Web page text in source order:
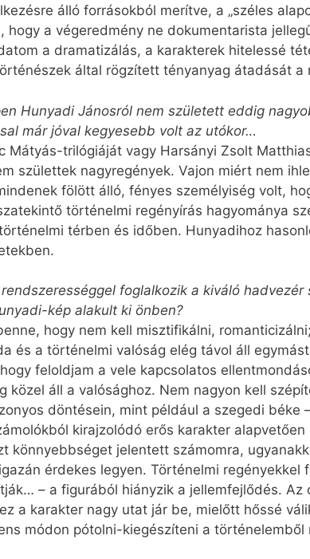
álló forrásokból merítve, a „széles
hogy a végeredmény ne dokumentarista
a dramatizálás, a karakterek hitelessé
által rögzített tényanyag átadását a
Hunyadi Jánosról nem született eddig
már jóval kegyesebb volt az utókor…
Mátyás-trilógiáját vagy Harsányi Zsolt
születtek nagyregények. Vajon miért nem
fölött álló, fényes személyiség volt,
történelmi regényírás hagyománya
térben és időben. Hunyadihoz
foglalkozik a kiváló
kép alakult ki önben?
hogy nem kell misztifikálni,
és a történelmi valóság elég távol áll
feloldjam a vele kapcsolatos
közel áll a valósághoz. Nem nagyon kell
döntésein, mint például a szegedi
kirajzolódó erős karakter
könnyebbséget jelentett számomra,
érdekes legyen. Történelmi
– a figurából hiányzik a jellemfejlődés.
a karakter nagy utat jár be, mielőtt hőssé
módon pótolni-kiegészíteni a